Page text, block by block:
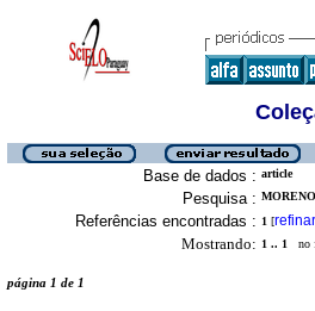
Base de dados : article
Pesquisa :
Referências encontradas : 1 [refinar
Mostrando: 1 .. 1 no
página 1 de 1